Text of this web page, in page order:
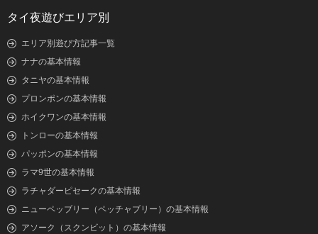
タイ夜遊びエリア別
エリア別遊び方記事一覧
ナナの基本情報
タニヤの基本情報
プロンポンの基本情報
ホイクワンの基本情報
トンローの基本情報
パッポンの基本情報
ラマ9世の基本情報
ラチャダーピセークの基本情報
ニューペッブリー（ペッチャブリー）の基本情報
アソーク（スクンビット）の基本情報